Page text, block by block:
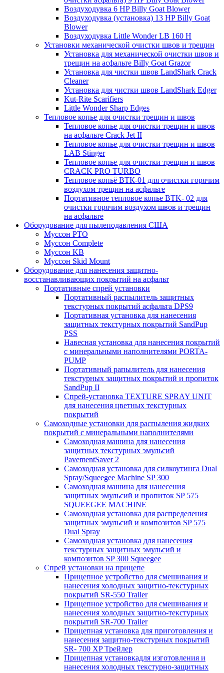
Воздуходувка 6 HP Billy Goat Blower
Воздуходувка (установка) 13 HP Billy Goat
Blower
Воздуходувка Little Wonder LB 160 H
Установки механической очистки швов и трещин
Установка для механической очистки швов и
трещин на асфальте Billy Goat Grazor
Установка для чистки швов LandShark Crack
Cleaner
Установка для чистки швов LandShark Edger
Kut-Rite Scarifiers
Little Wonder Sharp Edges
Тепловое копье для очистки трещин и швов
Тепловое копье для очистки трещин и швов
на асфальте Crack Jet II
Тепловое копье для очистки трещин и швов
LAB Stinger
Тепловое копье для очистки трещин и швов
CRACK PRO TURBO
Тепловое копьё ВТК-01 для очистки горячим
воздухом трещин на асфальте
Портативное тепловое копье BTK- 02 для
очистки горячим воздухом швов и трещин
на асфальте
Оборудование для пылеподавления США
Муссон PTO
Муссон Complete
Муссон KB
Муссон Skid Mount
Оборудование для нанесения защитно-
восстанавливающих покрытий на асфальт
Портативные спрей установки
Портативный распылитель защитных
текстурных покрытий асфальта DPS9
Портативная установка для нанесения
защитных текстурных покрытий SandPup
PSS
Навесная установка для нанесения покрытий
с минеральными наполнителями PORTA-
PUMP
Портативный рапылитель для нанесения
текстурных защитных покрытий и пропиток
SandPup II
Спрей-установка TEXTURE SPRAY UNIT
для нанесения цветных текстурных
покрытий
Самоходные установки для распыления жидких
покрытий с минеральными наполнителями
Самоходная машина для нанесения
защитных текстурных эмульсий
PavementSaver 2
Самоходная установка для силкоутинга Dual
Spray/Squeegee Machine SP 300
Самоходная машина для нанесения
защитных эмульсий и пропиток SP 575
SQUEEGEE MACHINE
Самоходная установка для распределения
защитных эмульсий и композитов SP 575
Dual Spray
Самоходная установка для нанесения
текстурных защитных эмульсий и
композитов SP 300 Squeegee
Спрей установки на прицепе
Прицепное устройство для смешивания и
нанесения холодных защитно-текстурных
покрытий SR-550 Trailer
Прицепное устройство для смешивания и
нанесения холодных защитно-текстурных
покрытий SR-700 Trailer
Прицепная установка для приготовления и
нанесения защитно-текстурных покрытий
SR- 700 XP Трейлер
Прицепная установкадля изготовления и
нанесения холодных текстурно-защитных